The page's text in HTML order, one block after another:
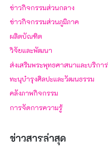
ข่าวกิจกรรมส่วนกลาง
ข่าวกิจกรรมส่วนภูมิภาค
ผลิตบัณฑิต
วิจัยและพัฒนา
ส่งเสริมพระพุทธศาสนาและบริกา
ทะนุบำรุงศิลปะและวัฒนธรรม
คลังภาพกิจกรรม
การจัดการความรู้
ข่าวสารล่าสุด